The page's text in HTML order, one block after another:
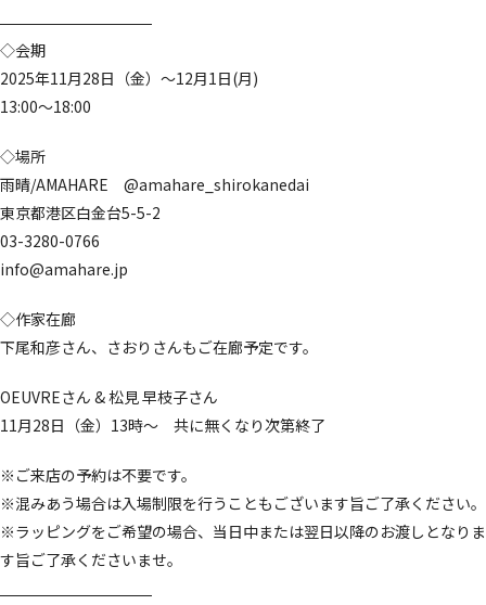
◇会期
2025年11月28日（金）～12月1日(月)
13:00～18:00
◇場所
雨晴/AMAHARE @amahare_shirokanedai
東京都港区白金台5-5-2
03-3280-0766
info@amahare.jp
◇作家在廊
下尾和彦さん、さおりさんもご在廊予定です。
OEUVREさん & 松見 早枝子さん
11月28日（金）13時～ 共に無くなり次第終了
※ご来店の予約は不要です。
※混みあう場合は入場制限を行うこともございます旨ご了承ください。
※ラッピングをご希望の場合、当日中または翌日以降のお渡しとなりま
す旨ご了承くださいませ。